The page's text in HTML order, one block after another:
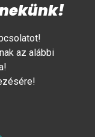
az alábbi